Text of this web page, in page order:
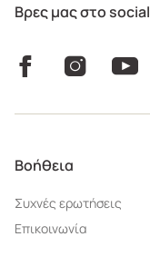
Βρες μας στο social
Βοήθεια
Συχνές ερωτήσεις
Επικοινωνία